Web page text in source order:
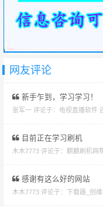
网友评论
新手乍到，学习学习！
张军一 评论于： 电视直播软件
目前正在学习刷机
木木7773 评论于： 麒麟刷机网
感谢有这么好的网站
木木7773 评论于： 下载器_创维